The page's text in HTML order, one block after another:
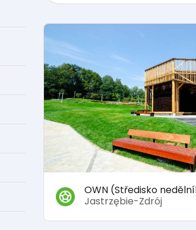
OWN (Středisko
Jastrzębie-Zdrój